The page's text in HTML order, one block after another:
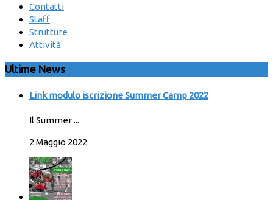
Contatti
Staff
Strutture
Attività
Ultime News
Link modulo iscrizione Summer Camp 2022
Il Summer ...
2 Maggio 2022